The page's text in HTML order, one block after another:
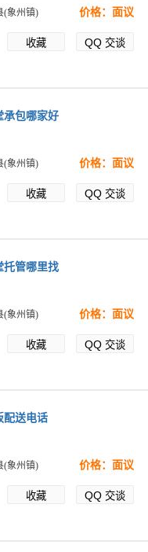
(象州镇) 价格：面议
收藏 QQ 交谈
承包哪家好
(象州镇) 价格：面议
收藏 QQ 交谈
托管哪里找
(象州镇) 价格：面议
收藏 QQ 交谈
配送电话
(象州镇) 价格：面议
收藏 QQ 交谈